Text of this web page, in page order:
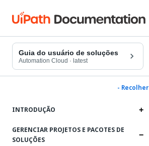
Guia do usuário de soluções
Automation Cloud · latest
- Recolher
INTRODUÇÃO
GERENCIAR PROJETOS E PACOTES DE
SOLUÇÕES